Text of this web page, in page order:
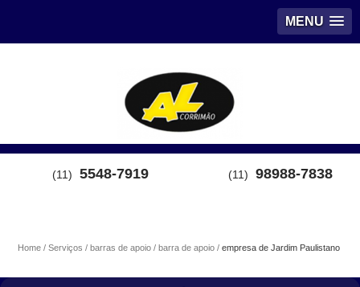
MENU
(11) 5548-7919 (11) 98988-7838
Home Serviços barras de apoio barra de apoio empresa de Jardim Paulistano